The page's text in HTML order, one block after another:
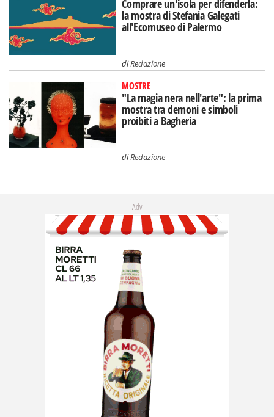
Comprare un'isola per difenderla:
la mostra di Stefania Galegati
all'Ecomuseo di Palermo
diRedazione
MOSTRE
"La magia nera nell'arte": la prima
mostra tra demoni e simboli
proibiti a Bagheria
diRedazione
Adv